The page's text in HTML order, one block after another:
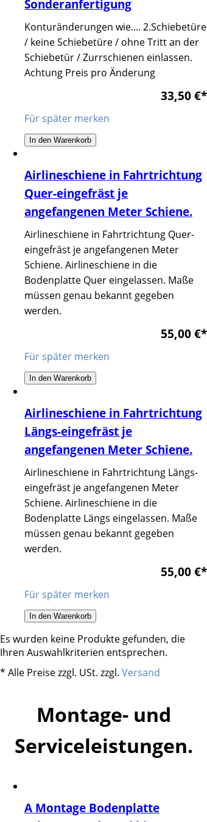
Sonderanfertigung
Konturänderungen wie.... 2.Schiebetüre
/ keine Schiebetüre / ohne Tritt an der
Schiebetür / Zurrschienen einlassen.
Achtung Preis pro Änderung
33,50 €*
Für später merken
In den Warenkorb
Airlineschiene in Fahrtrichtung
Quer-eingefräst je
angefangenen Meter Schiene.
Airlineschiene in Fahrtrichtung Quer-
eingefräst je angefangenen Meter
Schiene. Airlineschiene in die
Bodenplatte Quer eingelassen. Maße
müssen genau bekannt gegeben
werden.
55,00 €*
Für später merken
In den Warenkorb
Airlineschiene in Fahrtrichtung
Längs-eingefräst je
angefangenen Meter Schiene.
Airlineschiene in Fahrtrichtung Längs-
eingefräst je angefangenen Meter
Schiene. Airlineschiene in die
Bodenplatte Längs eingelassen. Maße
müssen genau bekannt gegeben
werden.
55,00 €*
Für später merken
In den Warenkorb
Es wurden keine Produkte gefunden, die
Ihren Auswahlkriterien entsprechen.
* Alle Preise zzgl. USt. zzgl. Versand
Montage- und
Serviceleistungen.
A Montage Bodenplatte